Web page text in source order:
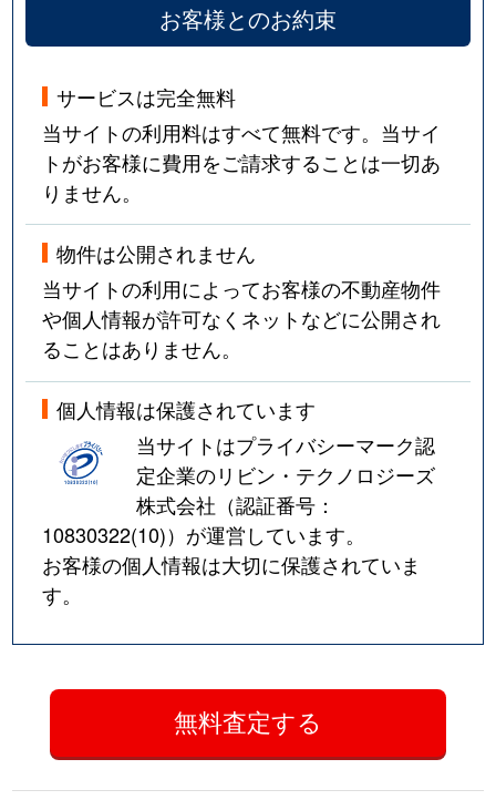
お客様とのお約束
サービスは完全無料
当サイトの利用料はすべて無料です。当サイ
トがお客様に費用をご請求することは一切あ
りません。
物件は公開されません
当サイトの利用によってお客様の不動産物件
や個人情報が許可なくネットなどに公開され
ることはありません。
個人情報は保護されています
当サイトはプライバシーマーク認
定企業のリビン・テクノロジーズ
株式会社（認証番号：
10830322(10)）が運営しています。
お客様の個人情報は大切に保護されていま
す。